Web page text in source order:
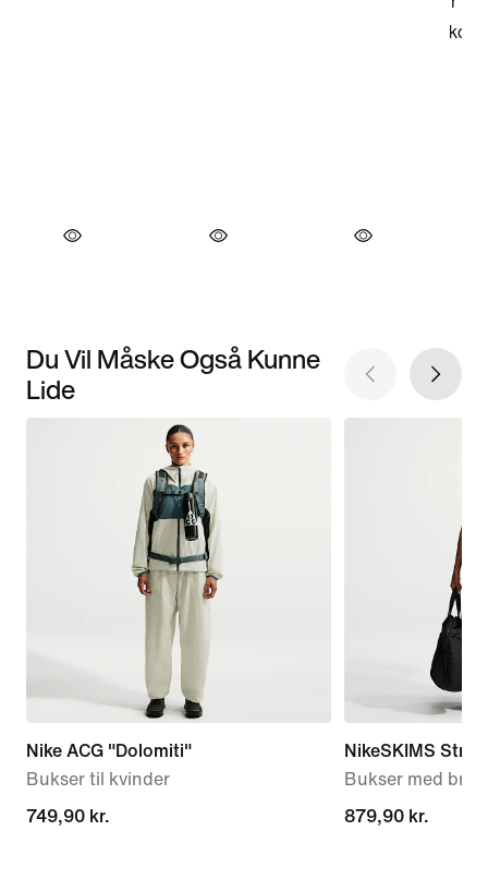
Du Vil Måske Også Kunne
Lide
Nike ACG "Dolomiti"
Bukser til kvinder
749,90 kr.
749,90 kr.
NikeSKIMS
Bukser med
879,90 kr.
879,90 kr.